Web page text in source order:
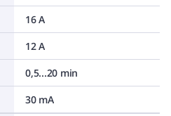
16 A
12 A
0,5...20 min
30 mA